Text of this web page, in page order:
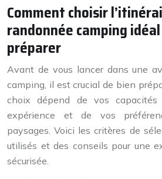
Comment choisir
randonnée camping
préparer
Avant de vous lancer dans une
camping, il est crucial de bien
choix dépend de vos capacités
expérience et de vos
paysages. Voici les critères de
utilisés et des conseils pour une
sécurisée.